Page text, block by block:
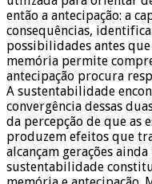
então a antecipação: a
consequências,
possibilidades antes que
memória permite
antecipação procura
A sustentabilidade
convergência dessas
da percepção de que as
produzem efeitos que
alcançam gerações
sustentabilidade